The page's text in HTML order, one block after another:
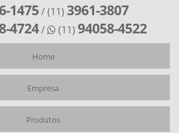
1475/ (11) 3961-3807
4724/ (11) 94058-4522
Home
Empresa
Produtos